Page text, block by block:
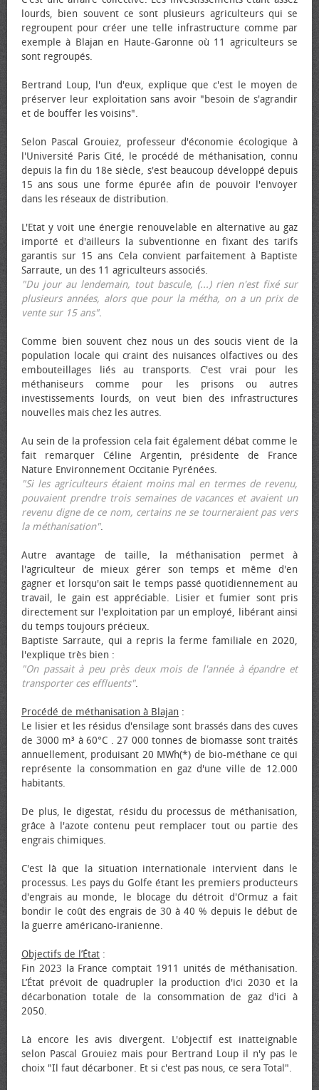
lourds, bien souvent ce sont plusieurs agriculteurs qui se
regroupent pour créer une telle infrastructure comme par
exemple à Blajan en Haute-Garonne où 11 agriculteurs se
sont regroupés.
Bertrand Loup, l'un d'eux, explique que c'est le moyen de
préserver leur exploitation sans avoir "besoin de s'agrandir
et de bouffer les voisins".
Selon Pascal Grouiez, professeur d'économie écologique à
l'Université Paris Cité, le procédé de méthanisation, connu
depuis la fin du 18e siècle, s'est beaucoup développé depuis
15 ans sous une forme épurée afin de pouvoir l'envoyer
dans les réseaux de distribution.
L'Etat y voit une énergie renouvelable en alternative au gaz
importé et d'ailleurs la subventionne en fixant des tarifs
garantis sur 15 ans Cela convient parfaitement à Baptiste
Sarraute, un des 11 agriculteurs associés.
"Du jour au lendemain, tout bascule, (...) rien n'est fixé sur
plusieurs années, alors que pour la métha, on a un prix de
vente sur 15 ans".
Comme bien souvent chez nous un des soucis vient de la
population locale qui craint des nuisances olfactives ou des
embouteillages liés au transports. C'est vrai pour les
méthaniseurs comme pour les prisons ou autres
investissements lourds, on veut bien des infrastructures
nouvelles mais chez les autres.
Au sein de la profession cela fait également débat comme le
fait remarquer Céline Argentin, présidente de France
Nature Environnement Occitanie Pyrénées.
"Si les agriculteurs étaient moins mal en termes de revenu,
pouvaient prendre trois semaines de vacances et avaient un
revenu digne de ce nom, certains ne se tourneraient pas vers
la méthanisation".
Autre avantage de taille, la méthanisation permet à
l'agriculteur de mieux gérer son temps et même d'en
gagner et lorsqu'on sait le temps passé quotidiennement au
travail, le gain est appréciable. Lisier et fumier sont pris
directement sur l'exploitation par un employé, libérant ainsi
du temps toujours précieux.
Baptiste Sarraute, qui a repris la ferme familiale en 2020,
l'explique très bien :
"On passait à peu près deux mois de l'année à épandre et
transporter ces effluents".
Procédé de méthanisation à Blajan :
Le lisier et les résidus d'ensilage sont brassés dans des cuves
de 3000 m³ à 60°C . 27 000 tonnes de biomasse sont traités
annuellement, produisant 20 MWh(*) de bio-méthane ce qui
représente la consommation en gaz d'une ville de 12.000
habitants.
De plus, le digestat, résidu du processus de méthanisation,
grâce à l'azote contenu peut remplacer tout ou partie des
engrais chimiques.
C'est là que la situation internationale intervient dans le
processus. Les pays du Golfe étant les premiers producteurs
d'engrais au monde, le blocage du détroit d'Ormuz a fait
bondir le coût des engrais de 30 à 40 % depuis le début de
la guerre américano-iranienne.
Objectifs de l’État :
Fin 2023 la France comptait 1911 unités de méthanisation.
L’État prévoit de quadrupler la production d'ici 2030 et la
décarbonation totale de la consommation de gaz d'ici à
2050.
Là encore les avis divergent. L'objectif est inatteignable
selon Pascal Grouiez mais pour Bertrand Loup il n'y pas le
choix "Il faut décarboner. Et si c'est pas nous, ce sera Total".